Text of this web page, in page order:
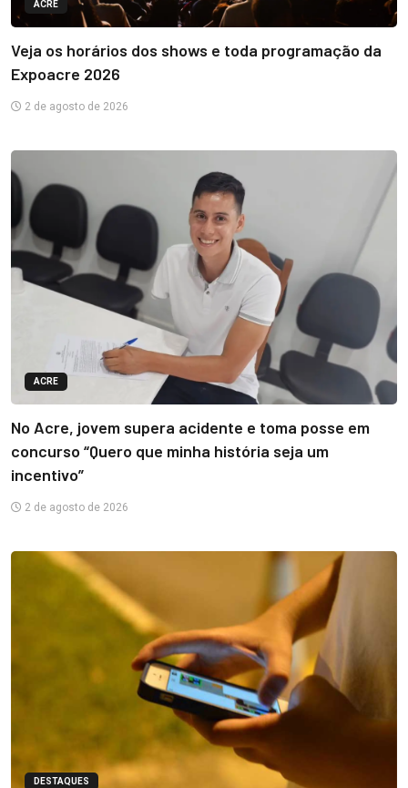
ACRE
Veja os horários dos shows e toda programação da
Expoacre 2026
2 de agosto de 2026
ACRE
No Acre, jovem supera acidente e toma posse em
concurso “Quero que minha história seja um
incentivo”
2 de agosto de 2026
DESTAQUES